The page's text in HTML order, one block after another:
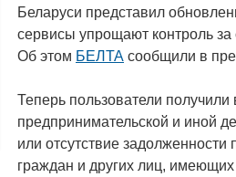
Беларуси представил
сервисы упрощают контроль
Об этом БЕЛТА сообщили в
Теперь пользователи
предпринимательской и иной
или отсутствие
граждан и других лиц,